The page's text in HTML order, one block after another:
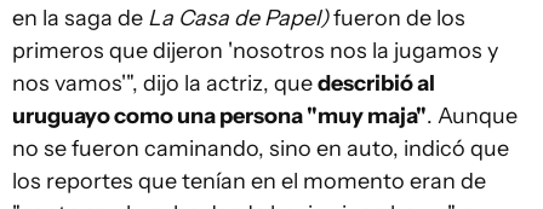
en la saga de La Casa de Papel)fueron de los
primeros que dijeron 'nosotros nos la jugamos y
nos vamos'", dijo la actriz, quedescribió al
uruguayo como una persona "muy maja". Aunque
no se fueron caminando, sino en auto, indicó que
los reportes que tenían en el momento eran de